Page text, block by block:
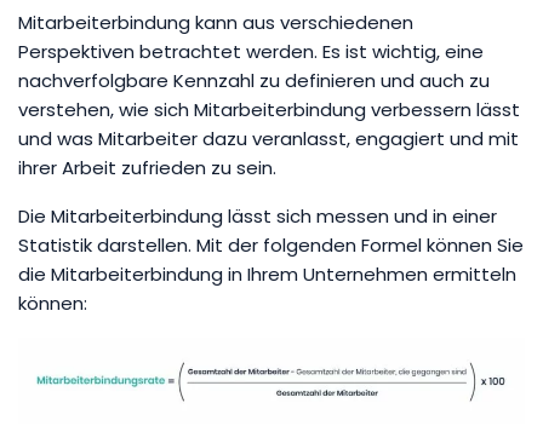
Mitarbeiterbindung kann aus verschiedenen
Perspektiven betrachtet werden. Es ist wichtig, eine
nachverfolgbare Kennzahl zu definieren und auch zu
verstehen, wie sich Mitarbeiterbindung verbessern lässt
und was Mitarbeiter dazu veranlasst, engagiert und mit
ihrer Arbeit zufrieden zu sein.
Die Mitarbeiterbindung lässt sich messen und in einer
Statistik darstellen. Mit der folgenden Formel können Sie
die Mitarbeiterbindung in Ihrem Unternehmen ermitteln
können: